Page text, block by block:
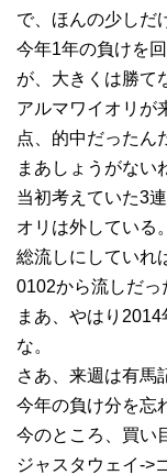
で、ほんの少しだ
今年1年の負けを
が、大きくは勝て
アルマワイオリが
点、的中だったん
まあしょうがない
当初考えていた3
オリは外している
総流しにしていれ
0102から流しだっ
まあ、やはり
な。
さあ、来週は有馬
今年の負け分を忘
今のところ、買い
ジャスタウェイ->